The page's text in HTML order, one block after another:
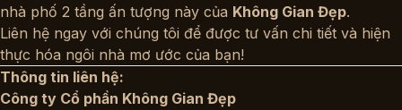
nhà phố 2 tầng ấn tượng này của Không Gian Đẹp.
Liên hệ ngay với chúng tôi để được tư vấn chi tiết và hiện
thực hóa ngôi nhà mơ ước của bạn!
Thông tin liên hệ:
Công ty Cổ phần Không Gian Đẹp